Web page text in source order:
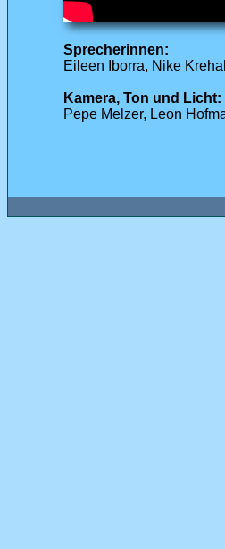
Sprecherinnen:
Eileen Iborra, Nike
Kamera, Ton und Licht:
Pepe Melzer, Leon